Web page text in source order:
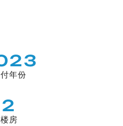
年份
2
楼房